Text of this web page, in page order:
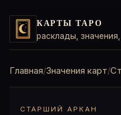
КАРТЫ ТАРО
расклады,
Главная Значения карт
СТАРШИЙ АРКАН